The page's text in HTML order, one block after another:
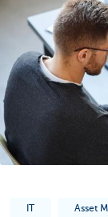
Particulieren
IT Asset